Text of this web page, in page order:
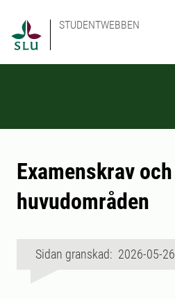
STUDENTWEBBEN
Examenskrav och
huvudområden
Sidan granskad: 2026-05-26